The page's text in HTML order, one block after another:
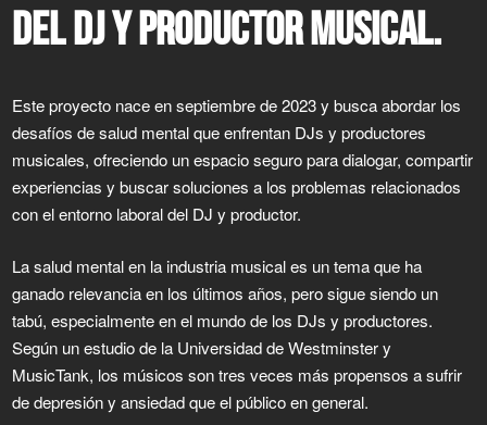
DEL DJ Y PRODUCTOR MUSICAL.
Este proyecto nace en septiembre de 2023 y busca abordar los
desafíos de salud mental que enfrentan DJs y productores
musicales, ofreciendo un espacio seguro para dialogar, compartir
experiencias y buscar soluciones a los problemas relacionados
con el entorno laboral del DJ y productor.
La salud mental en la industria musical es un tema que ha
ganado relevancia en los últimos años, pero sigue siendo un
tabú, especialmente en el mundo de los DJs y productores.
Según un estudio de la Universidad de Westminster y
MusicTank, los músicos son tres veces más propensos a sufrir
de depresión y ansiedad que el público en general.